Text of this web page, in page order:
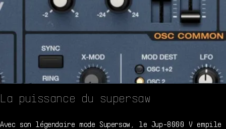
La puissance du supersaw
Avec son légendaire mode Supersaw, le Jup-8000 V empile